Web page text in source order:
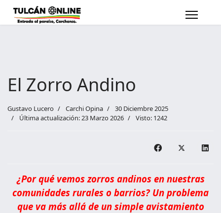
El Zorro Andino
Gustavo Lucero Carchi Opina
30 Diciembre 2025
Última actualización: 23 Marzo 2026
Visto: 1242
¿Por qué vemos zorros andinos en nuestras
comunidades rurales o barrios? Un problema
que va más allá de un simple avistamiento